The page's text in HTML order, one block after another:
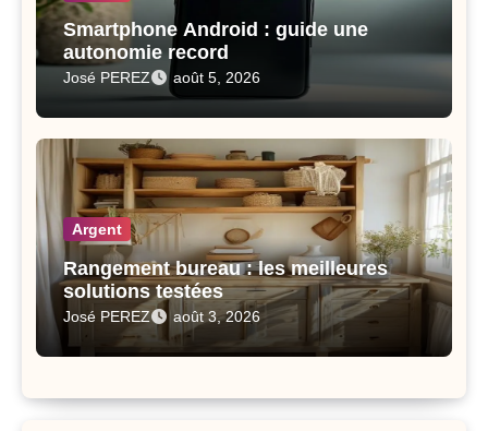
Smartphone Android : guide une
autonomie record
José PEREZ août 5, 2026
Argent
Rangement bureau : les meilleures
solutions testées
José PEREZ août 3, 2026